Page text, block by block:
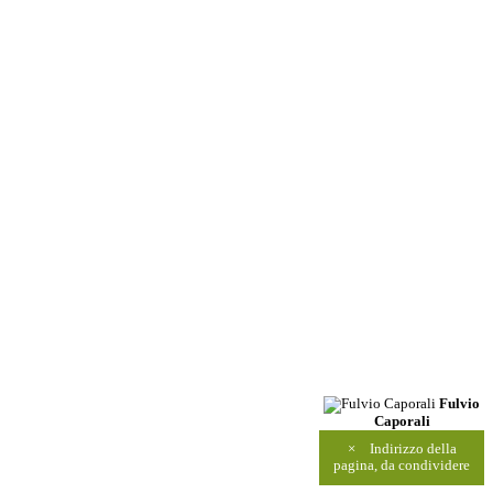
Fulvio
Caporali
×
Indirizzo della
pagina, da condividere